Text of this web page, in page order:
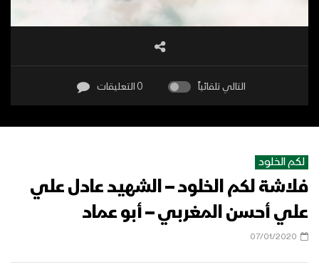
التالي تلقائياً 0 التعليقات
لكم الخلود
فلاشة لكم الخلود – الشهيد عادل علي
علي أحسن المغربي – أبو عماد
07/01/2020